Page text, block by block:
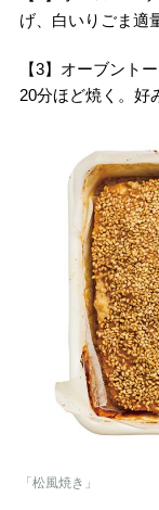
げ、白いりごま適
【3】オーブント
20分ほど焼く。好
「松風焼き」